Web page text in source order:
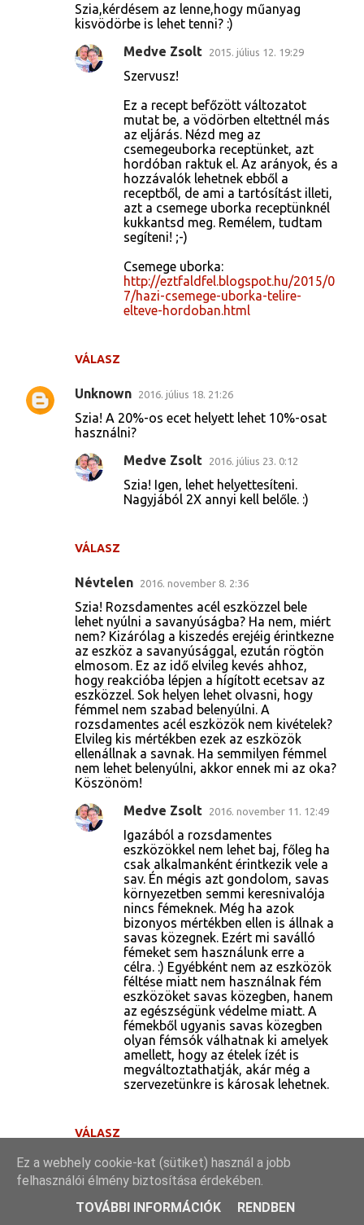
Szia,kérdésem az lenne,hogy műanyag
kisvödörbe is lehet tenni? :)
VÁLASZ
Medve Zsolt 2015. július 12. 19:29
Szervusz!
Ez a recept befőzött változatot
mutat be, a vödörben eltettnél más
az eljárás. Nézd meg az
csemegeuborka receptünket, azt
hordóban raktuk el. Az arányok, és a
hozzávalók lehetnek ebből a
receptből, de ami a tartósítást illeti,
azt a csemege uborka receptünknél
kukkantsd meg. Remélem, tudtam
segíteni! ;-)
Csemege uborka:
http://eztfaldfel.blogspot.hu/2015/0
7/hazi-csemege-uborka-telire-
elteve-hordoban.html
Unknown 2016. július 18. 21:26
Szia! A 20%-os ecet helyett lehet 10%-osat
használni?
VÁLASZ
Medve Zsolt 2016. július 23. 0:12
Szia! Igen, lehet helyettesíteni.
Nagyjából 2X annyi kell belőle. :)
Névtelen 2016. november 8. 2:36
Szia! Rozsdamentes acél eszközzel bele
lehet nyúlni a savanyúságba? Ha nem, miért
nem? Kizárólag a kiszedés erejéig érintkezne
az eszköz a savanyúsággal, ezután rögtön
elmosom. Ez az idő elvileg kevés ahhoz,
hogy reakcióba lépjen a hígított ecetsav az
eszközzel. Sok helyen lehet olvasni, hogy
fémmel nem szabad belenyúlni. A
rozsdamentes acél eszközök nem kivételek?
Elvileg kis mértékben ezek az eszközök
ellenállnak a savnak. Ha semmilyen fémmel
nem lehet belenyúlni, akkor ennek mi az oka?
Köszönöm!
VÁLASZ
Medve Zsolt 2016. november 11. 12:49
Igazából a rozsdamentes
eszközökkel nem lehet baj, főleg ha
csak alkalmanként érintkezik vele a
sav. Én mégis azt gondolom, savas
környezetben semmi keresnivalója
nincs fémeknek. Még ha azok
bizonyos mértékben ellen is állnak a
savas közegnek. Ezért mi saválló
fémeket sem használunk erre a
célra. :) Egyébként nem az eszközök
féltése miatt nem használnak fém
eszközöket savas közegben, hanem
az egészségünk védelme miatt. A
fémekből ugyanis savas közegben
olyan fémsók válhatnak ki amelyek
amellett, hogy az ételek ízét is
megváltoztathatják, akár még a
szervezetünkre is károsak lehetnek.
Éva 2020. augusztus 1. 18:25
Nagyon szép esetleg ezt az adagot műanyag
vödörbe is el lehet tenni 5literes vödörre
Ez a webhely cookie-kat (sütiket) használ a jobb
felhasználói élmény biztosítása érdekében.
TOVÁBBI INFORMÁCIÓK
RENDBEN